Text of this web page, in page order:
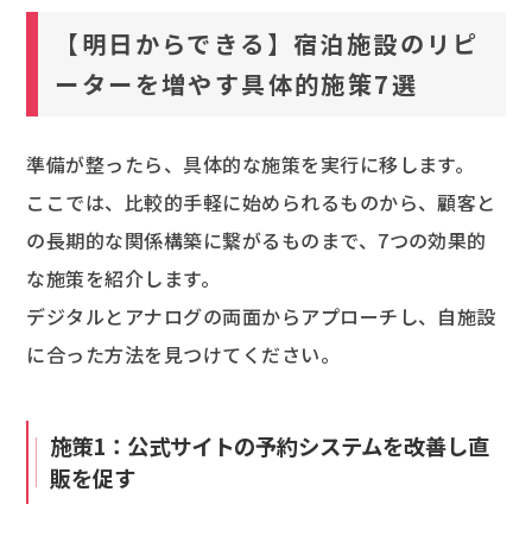
【明日からできる】宿泊施設のリピ
ーターを増やす具体的施策7選
準備が整ったら、具体的な施策を実行に移します。
ここでは、比較的手軽に始められるものから、顧客と
の長期的な関係構築に繋がるものまで、7つの効果的
な施策を紹介します。
デジタルとアナログの両面からアプローチし、自施設
に合った方法を見つけてください。
施策1：公式サイトの予約システムを改善し直
販を促す